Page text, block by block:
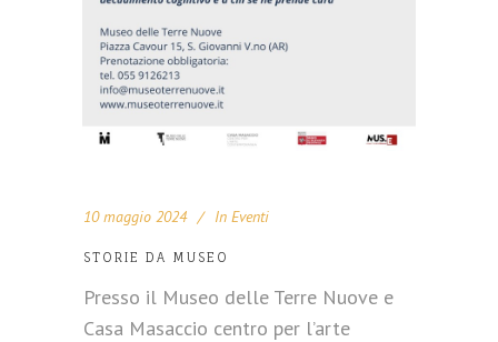
10 maggio 2024 In Eventi
STORIE DA MUSEO
Presso il Museo delle Terre Nuove e
Casa Masaccio centro per l’arte